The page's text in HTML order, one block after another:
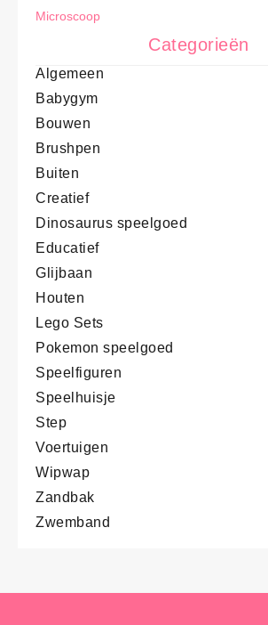
Microscoop
Categorieën
Algemeen
Babygym
Bouwen
Brushpen
Buiten
Creatief
Dinosaurus speelgoed
Educatief
Glijbaan
Houten
Lego Sets
Pokemon speelgoed
Speelfiguren
Speelhuisje
Step
Voertuigen
Wipwap
Zandbak
Zwemband